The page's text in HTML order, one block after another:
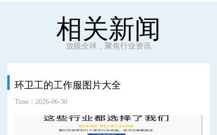
相关新闻
放眼全球，聚焦行业资讯
环卫工的工作服图片大全
Time：2026-06-30